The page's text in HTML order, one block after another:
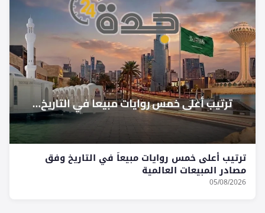
ترتيب أعلى خمس روايات مبيعاً في التاريخ وفق
مصادر المبيعات العالمية
05/08/2026